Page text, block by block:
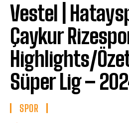
Vestel |
Çaykur
Highlights/
Süper Lig –
SPOR